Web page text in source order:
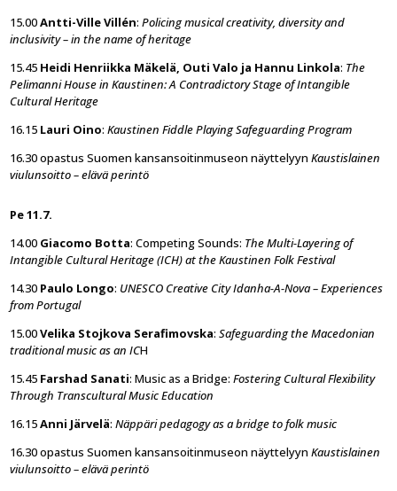
15.00Antti-Ville Villén:Policing musical creativity, diversity and
inclusivity – in the name of heritage
15.45 Heidi Henriikka Mäkelä, Outi Valo ja Hannu Linkola: The
Pelimanni House in Kaustinen: A Contradictory Stage of Intangible
Cultural Heritage
16.15 Lauri Oino:Kaustinen Fiddle Playing Safeguarding Program
16.30 opastus Suomen kansansoitinmuseon näyttelyynKaustislainen
viulunsoitto – elävä perintö
Pe 11.7.
14.00 Giacomo Botta: Competing Sounds: The Multi-Layering of
Intangible Cultural Heritage (ICH) at the Kaustinen Folk Festival
14.30 Paulo Longo: UNESCO Creative City Idanha-A-Nova – Experiences
from Portugal
15.00Velika Stojkova Serafimovska:Safeguarding the Macedonian
traditional music as an ICH
15.45 Farshad Sanati: Music as a Bridge:Fostering Cultural Flexibility
Through Transcultural Music Education
16.15Anni Järvelä:Näppäri pedagogy as a bridge to folk music
16.30 opastus Suomen kansansoitinmuseon näyttelyynKaustislainen
viulunsoitto – elävä perintö